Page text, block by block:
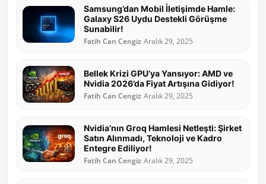
Samsung’dan Mobil İletişimde Hamle:
Galaxy S26 Uydu Destekli Görüşme
Sunabilir!
Fatih Can Cengiz Aralık 29, 2025
Bellek Krizi GPU’ya Yansıyor: AMD ve
Nvidia 2026’da Fiyat Artışına Gidiyor!
Fatih Can Cengiz Aralık 29, 2025
Nvidia’nın Groq Hamlesi Netleşti: Şirket
Satın Alınmadı, Teknoloji ve Kadro
Entegre Ediliyor!
Fatih Can Cengiz Aralık 29, 2025